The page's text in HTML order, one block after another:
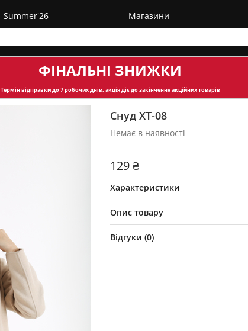
Summer'26 Магазини
ФІНАЛЬНІ ЗНИЖКИ
Термін відправкидо 7 робочих днів, акція діє до закінчення акційних товарів
Снуд ХТ-08
Немає в наявності
129 ₴
Характеристики
Опис товару
Відгуки (0)